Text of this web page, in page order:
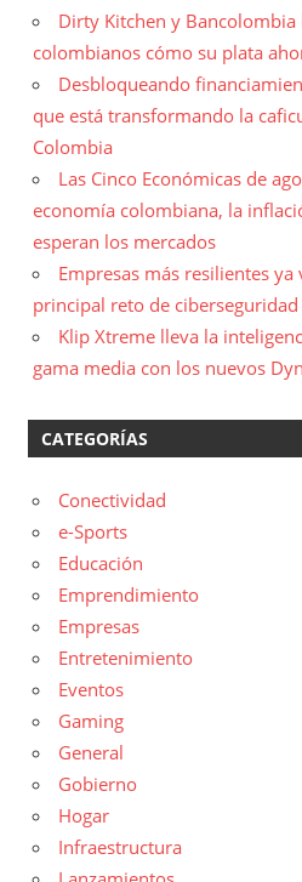
Dirty Kitchen y
colombianos cómo su plata
Desbloqueando
que está transformando la
Colombia
Las Cinco Económicas de
economía colombiana, la
esperan los mercados
Empresas más resilientes ya
principal reto de ciberseguridad
Klip Xtreme lleva la
gama media con los nuevos
CATEGORÍAS
Conectividad
e-Sports
Educación
Emprendimiento
Empresas
Entretenimiento
Eventos
Gaming
General
Gobierno
Hogar
Infraestructura